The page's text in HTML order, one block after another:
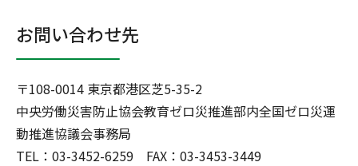
お問い合わせ先
〒108-0014 東京都港区芝5-35-2
中央労働災害防止協会教育ゼロ災推進部内全国ゼロ災運
動推進協議会事務局
TEL：03-3452-6259 FAX：03-3453-3449